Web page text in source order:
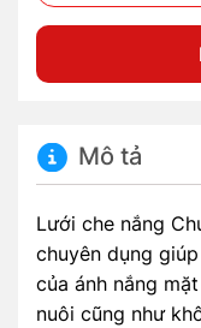
Mô tả
Lưới che nắng
chuyên dụng
của ánh nắng
nuôi cũng như